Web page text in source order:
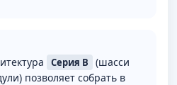
Серия B
(шасси
позволяет собрать в